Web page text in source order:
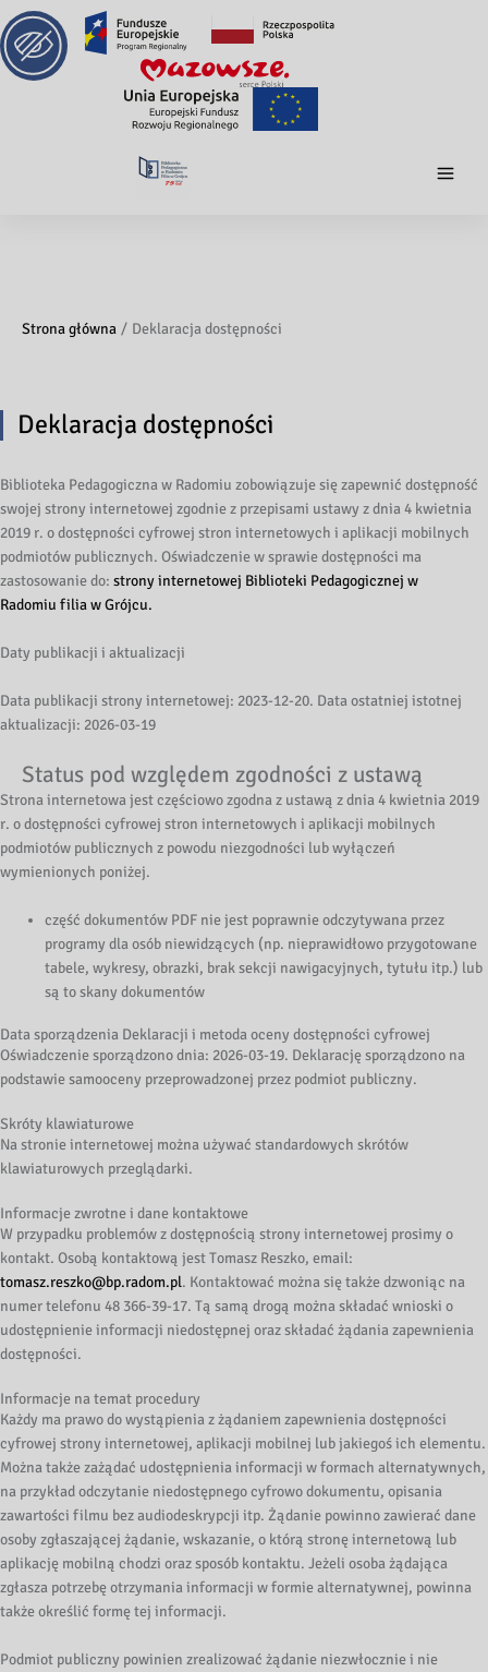
Strona główna Deklaracja dostępności
Deklaracja dostępności
Biblioteka Pedagogiczna w Radomiu zobowiązuje się zapewnić dostępność
swojej strony internetowej zgodnie z przepisami ustawy z dnia 4 kwietnia
2019 r. o dostępności cyfrowej stron internetowych i aplikacji mobilnych
podmiotów publicznych. Oświadczenie w sprawie dostępności ma
zastosowanie do: strony internetowej Biblioteki Pedagogicznej w
Radomiu filia w Grójcu.
Daty publikacji i aktualizacji
Data publikacji strony internetowej: 2023-12-20. Data ostatniej istotnej
aktualizacji: 2026-03-19
Status pod względem zgodności z ustawą
Strona internetowa jest częściowo zgodna z ustawą z dnia 4 kwietnia 2019
r. o dostępności cyfrowej stron internetowych i aplikacji mobilnych
podmiotów publicznych z powodu niezgodności lub wyłączeń
wymienionych poniżej.
część dokumentów PDF nie jest poprawnie odczytywana przez
programy dla osób niewidzących (np. nieprawidłowo przygotowane
tabele, wykresy, obrazki, brak sekcji nawigacyjnych, tytułu itp.) lub
są to skany dokumentów
Data sporządzenia Deklaracji i metoda oceny dostępności cyfrowej
Oświadczenie sporządzono dnia: 2026-03-19. Deklarację sporządzono na
podstawie samooceny przeprowadzonej przez podmiot publiczny.
Skróty klawiaturowe
Na stronie internetowej można używać standardowych skrótów
klawiaturowych przeglądarki.
Informacje zwrotne i dane kontaktowe
W przypadku problemów z dostępnością strony internetowej prosimy o
kontakt. Osobą kontaktową jest Tomasz Reszko, email:
tomasz.reszko@bp.radom.pl. Kontaktować można się także dzwoniąc na
numer telefonu 48 366-39-17. Tą samą drogą można składać wnioski o
udostępnienie informacji niedostępnej oraz składać żądania zapewnienia
dostępności.
Informacje na temat procedury
Każdy ma prawo do wystąpienia z żądaniem zapewnienia dostępności
cyfrowej strony internetowej, aplikacji mobilnej lub jakiegoś ich elementu.
Można także zażądać udostępnienia informacji w formach alternatywnych,
na przykład odczytanie niedostępnego cyfrowo dokumentu, opisania
zawartości filmu bez audiodeskrypcji itp. Żądanie powinno zawierać dane
osoby zgłaszającej żądanie, wskazanie, o którą stronę internetową lub
aplikację mobilną chodzi oraz sposób kontaktu. Jeżeli osoba żądająca
zgłasza potrzebę otrzymania informacji w formie alternatywnej, powinna
także określić formę tej informacji.
Podmiot publiczny powinien zrealizować żądanie niezwłocznie i nie